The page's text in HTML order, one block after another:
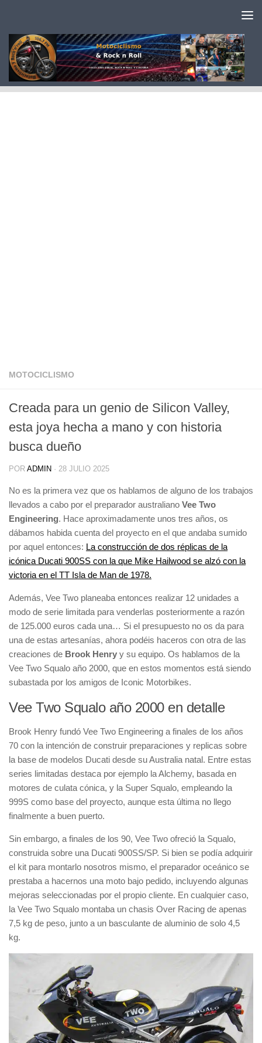
MOTOCICLISMO
Creada para un genio de Silicon Valley,
esta joya hecha a mano y con historia
busca dueño
POR ADMIN · 28 JULIO 2025
No es la primera vez que os hablamos de alguno de los trabajos
llevados a cabo por el preparador australiano Vee Two
Engineering. Hace aproximadamente unos tres años, os
dábamos habida cuenta del proyecto en el que andaba sumido
por aquel entonces: La construcción de dos réplicas de la
icónica Ducati 900SS con la que Mike Hailwood se alzó con la
victoria en el TT Isla de Man de 1978.
Además, Vee Two planeaba entonces realizar 12 unidades a
modo de serie limitada para venderlas posteriormente a razón
de 125.000 euros cada una… Si el presupuesto no os da para
una de estas artesanías, ahora podéis haceros con otra de las
creaciones de Brook Henry y su equipo. Os hablamos de la
Vee Two Squalo año 2000, que en estos momentos está siendo
subastada por los amigos de Iconic Motorbikes.
Vee Two Squalo año 2000 en detalle
Brook Henry fundó Vee Two Engineering a finales de los años
70 con la intención de construir preparaciones y replicas sobre
la base de modelos Ducati desde su Australia natal. Entre estas
series limitadas destaca por ejemplo la Alchemy, basada en
motores de culata cónica, y la Super Squalo, empleando la
999S como base del proyecto, aunque esta última no llego
finalmente a buen puerto.
Sin embargo, a finales de los 90, Vee Two ofreció la Squalo,
construida sobre una Ducati 900SS/SP. Si bien se podía adquirir
el kit para montarlo nosotros mismo, el preparador oceánico se
prestaba a hacernos una moto bajo pedido, incluyendo algunas
mejoras seleccionadas por el propio cliente. En cualquier caso,
la Vee Two Squalo montaba un chasis Over Racing de apenas
7,5 kg de peso, junto a un basculante de aluminio de solo 4,5
kg.